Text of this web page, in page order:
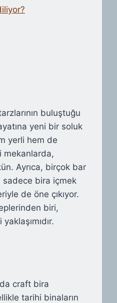
buluştuğu
yeni bir soluk
yerli hem de
mekanlarda,
Ayrıca, birçok bar
sadece bira içmek
de öne çıkıyor.
biri,
craft bira
tarihi binaların